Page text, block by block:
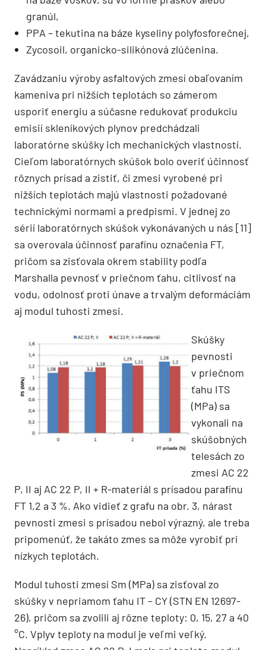
granúl,
PPA – tekutina na báze kyseliny polyfosforečnej,
Zycosoil, organicko-silikónová zlúčenina.
Zavádzaniu výroby asfaltových zmesí obaľovaním
kameniva pri nižších teplotách so zámerom
usporiť energiu a súčasne redukovať produkciu
emisií skleníkových plynov predchádzali
laboratórne skúšky ich mechanických vlastností.
Cieľom laboratórnych skúšok bolo overiť účinnosť
rôznych prísad a zistiť, či zmesi vyrobené pri
nižších teplotách majú vlastnosti požadované
technickými normami a predpismi. V jednej zo
sérií laboratórnych skúšok vykonávaných u nás [11]
sa overovala účinnosť parafínu označenia FT,
pričom sa zisťovala okrem stability podľa
Marshalla pevnosť v priečnom ťahu, citlivosť na
vodu, odolnosť proti únave a trvalým deformáciám
aj modul tuhosti zmesi.
Skúšky
pevnosti
v priečnom
ťahu ITS
(MPa) sa
vykonali na
skúšobných
telesách zo
zmesi AC 22
P, II aj AC 22 P, II + R-materiál s prísadou parafínu
FT 1,2 a 3 %. Ako vidieť z grafu na obr. 3, nárast
pevnosti zmesi s prísadou nebol výrazný, ale treba
pripomenúť, že takáto zmes sa môže vyrobiť pri
nízkych teplotách.
Modul tuhosti zmesí Sm (MPa) sa zisťoval zo
skúšky v nepriamom ťahu IT – CY (STN EN 12697-
26), pričom sa zvolili aj rôzne teploty: 0, 15, 27 a 40
°C. Vplyv teploty na modul je veľmi veľký.